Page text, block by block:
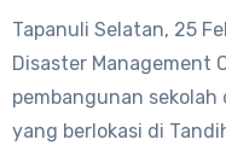
Tapanuli Selatan, 25
Disaster Management
pembangunan
yang berlokasi di